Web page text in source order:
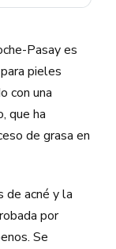
Pasay es
pieles
con una
que ha
de grasa en
de acné y la
por
Se